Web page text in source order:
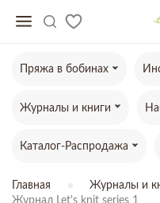
Пряжа в бобинах
Журналы и книги
Каталог-Распродажа
Главная
Журналы и